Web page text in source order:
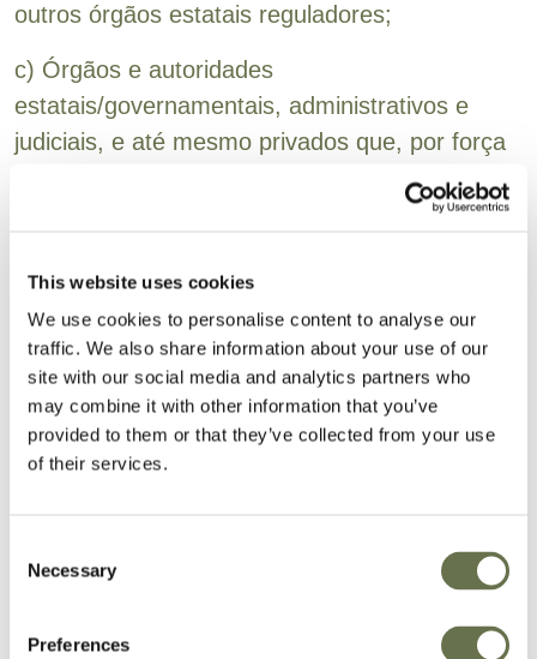
This website uses cookies
We use cookies to personalise content to analyse our
traffic. We also share information about your use of our
site with our social media and analytics partners who
may combine it with other information that you’ve
provided to them or that they’ve collected from your use
of their services.
Selection
Necessary
Preferences
outros órgãos estatais reguladores;
c) Órgãos e autoridades
estatais/governamentais, administrativos e
judiciais, e até mesmo privados que, por força
de lei ou para possibilitar a execução de
contrato, necessitem de dados pessoais, tais
Federal, SUSEP, ANATEL, ANVISA,
securitizadora, etc.
d) Outras empresas que compõem ou vierem a
compor o grupo econômico da ALBAUGH;
5.6. Caso o tratamento dos dados pessoais
consentimento expresso para o
hipótese não encontre exceção prevista na